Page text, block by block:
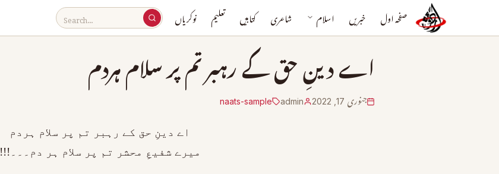
صفحہ اول خبریں اسلام شاعری کتابیں تعلیم نوکریاں
اے دینِ حق کے رہبر تم پر سلام ہردم
جنوری 17, 2022 admin
naats-sample
اے دینِ حق کے رہبر تم پر سلام ہردم
میرے شفیعِ محشر تم پر سلام ہر دم۔۔۔!!!